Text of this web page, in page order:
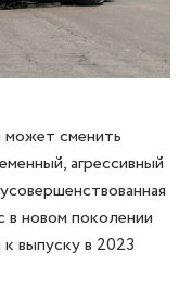
может сменить
агрессивный
в новом поколении
выпуску в 2023